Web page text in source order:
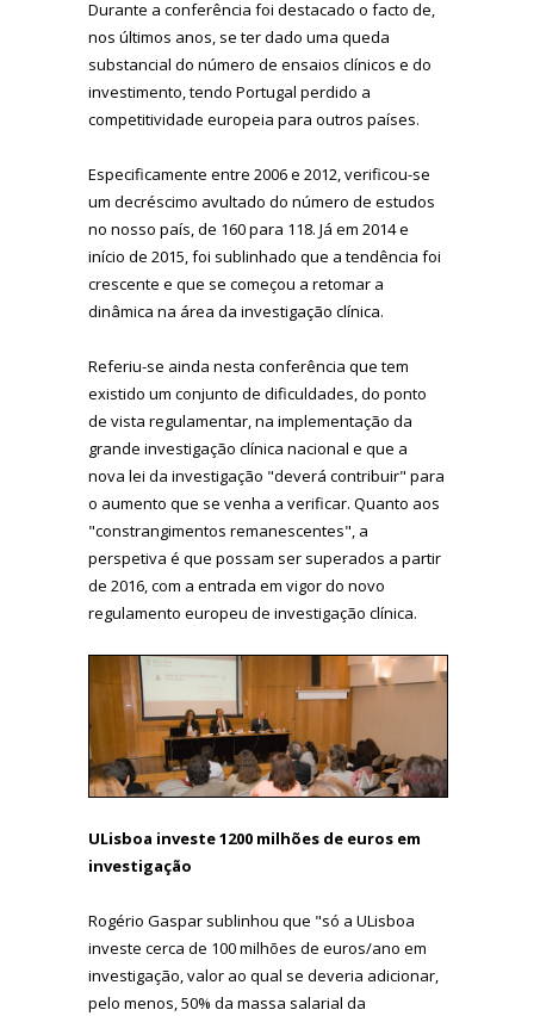
Durante a conferência foi destacado o facto de,
nos últimos anos, se ter dado uma queda
substancial do número de ensaios clínicos e do
investimento, tendo Portugal perdido a
competitividade europeia para outros países.
Especificamente entre 2006 e 2012, verificou-se
um decréscimo avultado do número de estudos
no nosso país, de 160 para 118. Já em 2014 e
início de 2015, foi sublinhado que a tendência foi
crescente e que se começou a retomar a
dinâmica na área da investigação clínica.
Referiu-se ainda nesta conferência que tem
existido um conjunto de dificuldades, do ponto
de vista regulamentar, na implementação da
grande investigação clínica nacional e que a
nova lei da investigação "deverá contribuir" para
o aumento que se venha a verificar. Quanto aos
"constrangimentos remanescentes", a
perspetiva é que possam ser superados a partir
de 2016, com a entrada em vigor do novo
regulamento europeu de investigação clínica.
ULisboa investe 1200 milhões de euros em
investigação
Rogério Gaspar sublinhou que "só a ULisboa
investe cerca de 100 milhões de euros/ano em
investigação, valor ao qual se deveria adicionar,
pelo menos, 50% da massa salarial da